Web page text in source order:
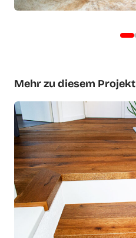
Mehr zu diesem Projekt